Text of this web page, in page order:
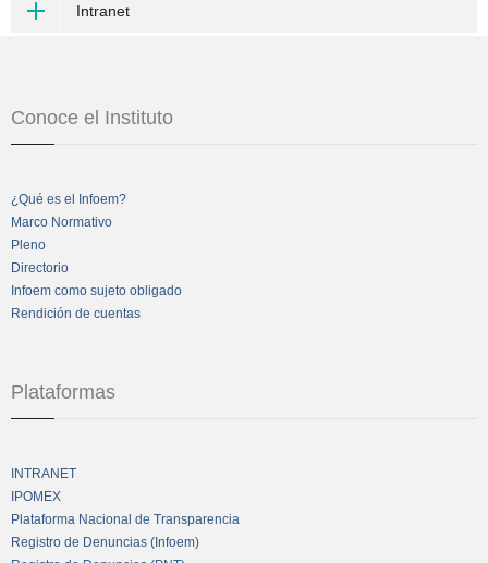
Intranet
Conoce el Instituto
¿Qué es el Infoem?
Marco Normativo
Pleno
Directorio
Infoem como sujeto obligado
Rendición de cuentas
Plataformas
INTRANET
IPOMEX
Plataforma Nacional de Transparencia
Registro de Denuncias (Infoem)